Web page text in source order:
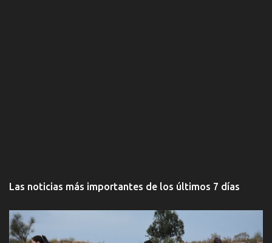
Las noticias más importantes de los últimos 7 días